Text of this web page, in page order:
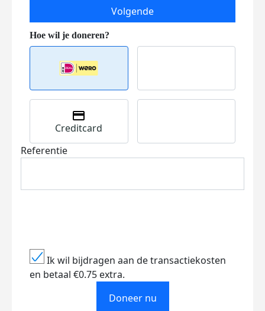
Volgende
Creditcard
Referentie
Ik wil bijdragen aan de transactiekosten
en betaal €0.75 extra.
Doneer nu